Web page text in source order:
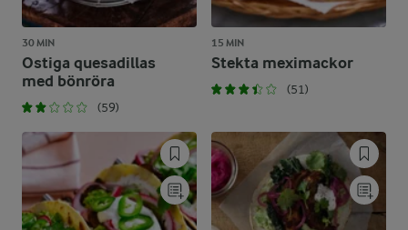
30 MIN
Ostiga quesadillas
med bönröra
(59)
15 MIN
Stekta meximackor
(51)